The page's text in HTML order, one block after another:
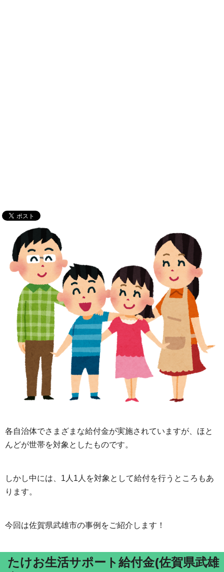
各自治体でさまざまな給付金が実施されていますが、ほと
んどが世帯を対象としたものです。
しかし中には、1人1人を対象として給付を行うところもあ
ります。
今回は佐賀県武雄市の事例をご紹介します！
たけお生活サポート給付金(佐賀県武雄